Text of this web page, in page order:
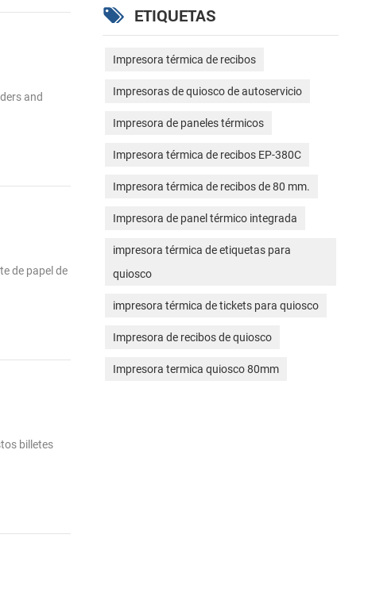
and
de papel de
billetes
ETIQUETAS
Impresora térmica de recibos
Impresoras de quiosco de autoservicio
Impresora de paneles térmicos
Impresora térmica de recibos EP-380C
Impresora térmica de recibos de 80 mm.
Impresora de panel térmico integrada
impresora térmica de etiquetas para
quiosco
impresora térmica de tickets para quiosco
Impresora de recibos de quiosco
Impresora termica quiosco 80mm